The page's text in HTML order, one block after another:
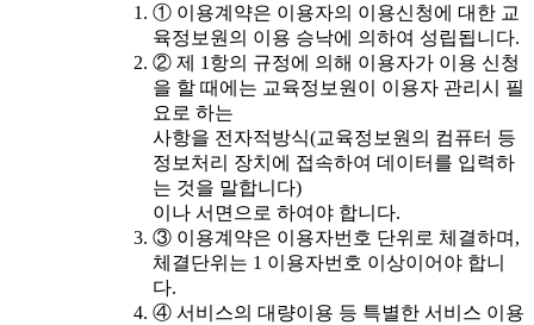
① 이용계약은 이용자의 이용신청에 대한 교
육정보원의 이용 승낙에 의하여 성립됩니다.
② 제 1항의 규정에 의해 이용자가 이용 신청
을 할 때에는 교육정보원이 이용자 관리시 필
요로 하는
사항을 전자적방식(교육정보원의 컴퓨터 등
정보처리 장치에 접속하여 데이터를 입력하
는 것을 말합니다)
이나 서면으로 하여야 합니다.
③ 이용계약은 이용자번호 단위로 체결하며,
체결단위는 1 이용자번호 이상이어야 합니
다.
④ 서비스의 대량이용 등 특별한 서비스 이용